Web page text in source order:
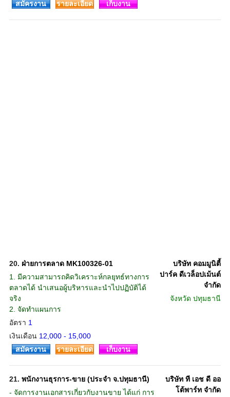
สมัครงาน รายละเอียด เก็บงาน
20. ฝ่ายการตลาด MK100326-01
1. มีความสามารถคิดวิเคราะห์กลยุทธ์ทางการ
ตลาดได้ นำเสนอผู้บริหารและนำไปปฏิบัติได้
จริง
2. จัดทำแผนการ
อัตรา 1
เงินเดือน 12,000 - 15,000
บริษัท คอมมูนิตี้
ปาร์ค ดีเวล็อปเม้นต์
จำกัด
จังหวัด ปทุมธานี
สมัครงาน รายละเอียด เก็บงาน
21. พนักงานธุรการ-ขาย (ประจำ จ.ปทุมธานี)
- จัดการงานเอกสารเกี่ยวกับงานขาย ได้แก่ การ
บริษัท ที เอช ดี ออ
โต้พาร์ท จำกัด